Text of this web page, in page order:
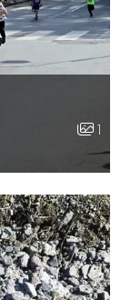
Liczba
1